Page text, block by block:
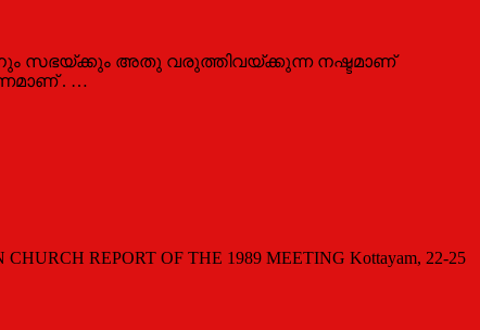
സഭയ്ക്കും അതു വരുത്തിവയ്ക്കുന്ന നഷ്ടമാണ്
. …
REPORT OF THE 1989 MEETING Kottayam, 22-25